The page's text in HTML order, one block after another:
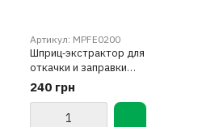
Артикул: MPFE0200
Шприц‑экстрактор для
откачки и заправки
технических жидкостей
многофункциональный 200мл
G.I.KRAFT MPFE0200
240 грн